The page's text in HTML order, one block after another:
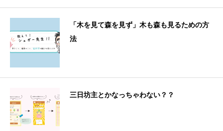
「木を見て森を見ず」木も森も見るための方
法
三日坊主とかなっちゃわない？？